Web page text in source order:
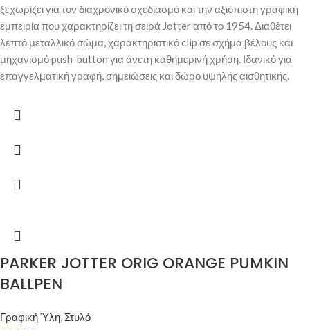
ξεχωρίζει για τον διαχρονικό σχεδιασμό και την αξιόπιστη γραφική
εμπειρία που χαρακτηρίζει τη σειρά Jotter από το 1954. Διαθέτει
λεπτό μεταλλικό σώμα, χαρακτηριστικό clip σε σχήμα βέλους και
μηχανισμό push-button για άνετη καθημερινή χρήση. Ιδανικό για
επαγγελματική γραφή, σημειώσεις και δώρο υψηλής αισθητικής.
PARKER JOTTER ORIG ORANGE PUMKIN
BALLPEN
Γραφική Ύλη, Στυλό